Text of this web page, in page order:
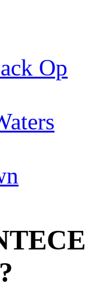
Op